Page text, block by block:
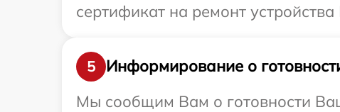
сертификат на ремонт
5
Информирование о
Мы сообщим Вам о готовности